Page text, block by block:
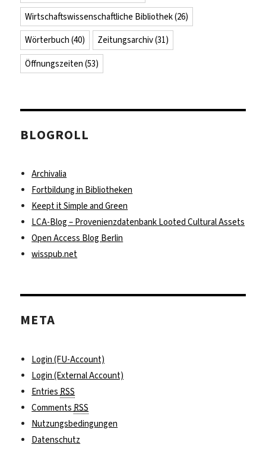
Wirtschaftswissenschaftliche Bibliothek(26)
Wörterbuch (40) Zeitungsarchiv(31)
Öffnungszeiten (53)
BLOGROLL
Archivalia
Fortbildung in Bibliotheken
Keept it Simple and Green
LCA-Blog – Provenienzdatenbank Looted Cultural Assets
Open Access Blog Berlin
wisspub.net
META
Login (FU-Account)
Login (External Account)
Entries RSS
Comments RSS
Nutzungsbedingungen
Datenschutz